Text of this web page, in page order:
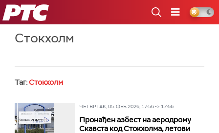
РТС
Стокхолм
Таг:Стокхолм
ЧЕТВРТАК, 05. ФЕБ 2026, 17:56 -> 17:56
Пронађен азбест на аеродрому
Скавста код Стокхолма, летови